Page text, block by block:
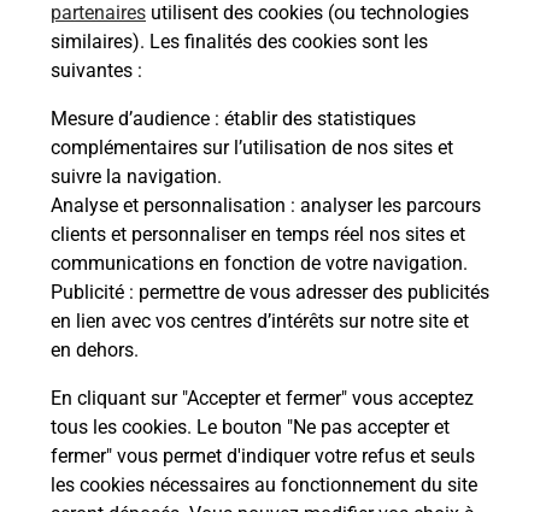
partenaires utilisent des cookies (ou technologies
similaires). Les finalités des cookies sont les
suivantes :
Mesure d’audience : établir des statistiques
complémentaires sur l’utilisation de nos sites et
suivre la navigation.
Analyse et personnalisation : analyser les parcours
clients et personnaliser en temps réel nos sites et
communications en fonction de votre navigation.
Publicité : permettre de vous adresser des publicités
en lien avec vos centres d’intérêts sur notre site et
en dehors.
En cliquant sur "Accepter et fermer" vous acceptez
tous les cookies. Le bouton "Ne pas accepter et
fermer" vous permet d'indiquer votre refus et seuls
les cookies nécessaires au fonctionnement du site
En savoir plus
Envoyer un colis
LAMBESC (13410) ? Découvrez toutes les
solutions proposées par La Poste.
En savoir plus